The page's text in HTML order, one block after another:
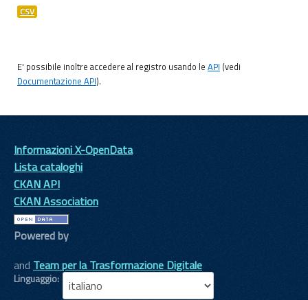
CSV
E' possibile inoltre accedere al registro usando le API (vedi
Documentazione API).
Informazioni X-OpenData
Lista cataloghi
CKAN API
CKAN Association
Powered by
and Team per la Trasformazione Digitale
Linguaggio